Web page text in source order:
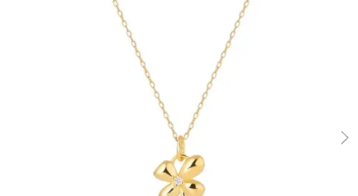
#ダイヤモンド ネックレス #くまのプーさん
#エタニティ #ペアリング